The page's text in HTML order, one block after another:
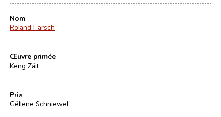
Nom
Roland Harsch
Œuvre primée
Keng Zäit
Prix
Gëllene Schniewel